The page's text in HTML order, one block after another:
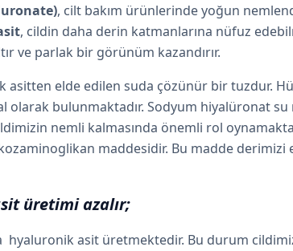
, cilt bakım ürünlerinde yoğun
, cildin daha derin katmanlarına nüfuz
ve parlak bir görünüm kazandırır.
asitten elde edilen suda çözünür bir tuzdur.
bulunmaktadır. Sodyum hiyalüronat
nemli kalmasında önemli rol
maddesidir. Bu madde derimizi
üretimi azalır;
asit üretmektedir. Bu durum